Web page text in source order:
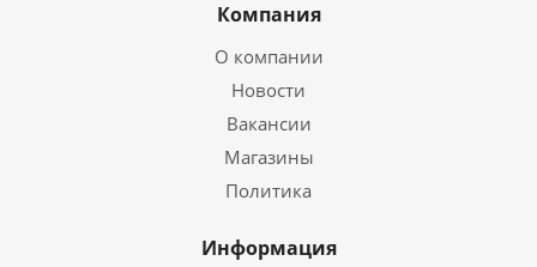
Компания
О компании
Новости
Вакансии
Магазины
Политика
Информация